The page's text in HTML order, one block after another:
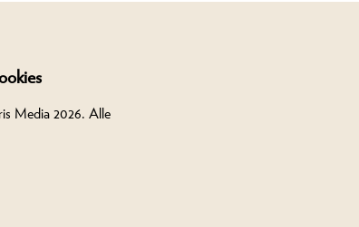
Media 2026. Alle